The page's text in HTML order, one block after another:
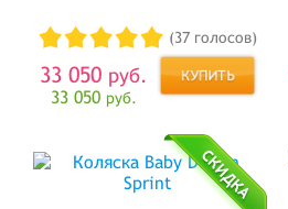
(37 голосов)
33 050 руб.
33 050 руб.